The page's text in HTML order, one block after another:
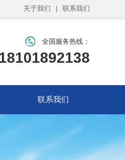
关于我们 | 联系我们
全国服务热线：
18101892138
联系我们